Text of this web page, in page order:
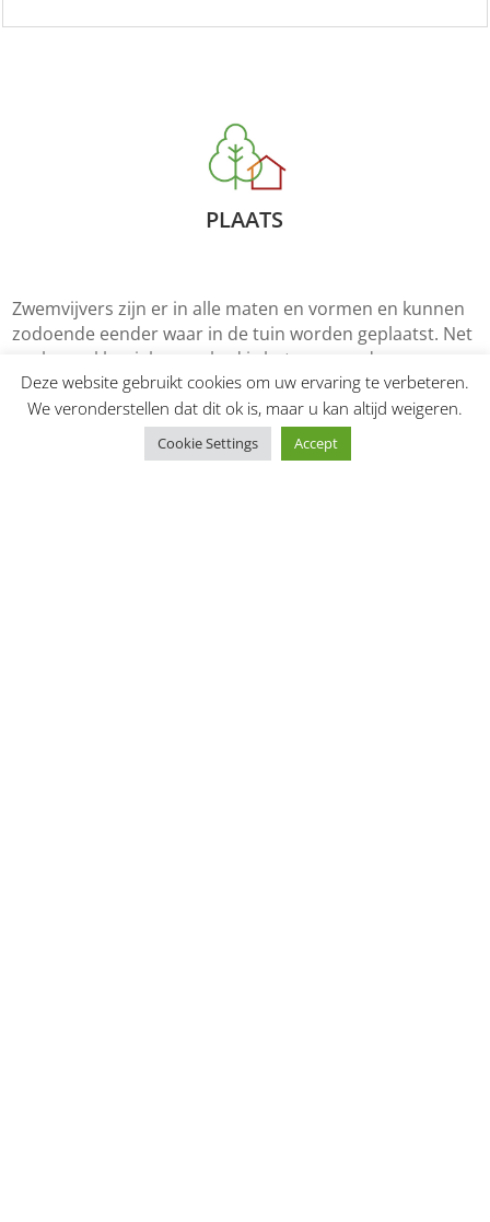
PLAATS
Zwemvijvers zijn er in alle maten en vormen en kunnen
zodoende eender waar in de tuin worden geplaatst. Net
zoals een klassiek zwembad is het aangeraden om een
zwemvijver op een zonnige locatie in te bouwen.
De zon zorgt hier niet alleen voor het verwarmen van
het water maar ook voor de goede natuurlijke zuivering
door planten en dierlijke organismen de energie te
Deze website gebruikt cookies om uw ervaring te verbeteren.
We veronderstellen dat dit ok is, maar u kan altijd weigeren.
Cookie Settings Accept